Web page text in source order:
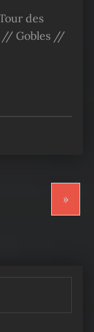
des
// Gobles //
»